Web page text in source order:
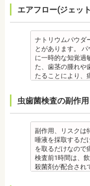
・固いものが一時
す。また、ガムや
食べられなくなる
・装置が壊れるこ
に相談してくださ
・個人差がありま
スを受ける患者さ
・矯正中は、器具
了まで治療できま
・虫歯や歯周炎が
て歯科医院で治療
・患者様が、取り
装着時間を守って
きなかったりした
があります。
・特殊な噛み合わ
期間が長くなる場
・矯正治療では、
あります。特に切
の凸凹が大きい患
す。
・個人差により治
す。
・固いものが一時
ムや餅など、装置
を受診してくださ
・個人差があり、
んもいます。
・矯正中は、器具
りやすく虫歯、歯
正器具をつけてい
正終了まで治療で
・虫歯や歯周炎が
を進めることがで
・矯正中、頭痛、
気、不眠など不定
で、鎮痛剤、吐き
服用する場合があ
・治療中と治療後
れる治療です。ま
こりえます。歯科
・矯正力が強すぎ
・歯や骨の状態、
合、虫歯や歯周病
期間が長くなる場
・矯正治療では、
あります。特に切
の凸凹が大きい患
す。
・個人差により治
す。
先生
【プロフィール】
日本大学歯学部卒
歯学博士（口腔外
日本大学歯学部非
社会福祉法人富士
防に効果的です。
日本歯科大学新潟
新潟大学医歯学総
都内歯科医院にて
鳴り響きます。機
が付いている人に
人は音を我慢する
備考
歯石とは、歯垢が
や歯の表面、歯茎
のです。唾液腺開
すく、具体的には
きません。
単に取り除くこと
が経過すると歯石
います。歯科での
し、歯石を取り除
歯石を取り除けば
き、歯茎の出血、
エアフロー(ジェッ
ナトリウムパウダ
とがあります。
に一時的な知覚過
た、歯茎の腫れや
たることにより、
きれない場合があ
また、エアフロー
本来の歯の色自体
したい場合にはホ
れはエアフロー後
続的効果を得るに
エアフローは、着
るため、健康保険
虫歯菌検査の副作
副作用、リスクは
唾液を採取するだ
を取るだけなので
検査前1時間は、
殺菌剤が配合され